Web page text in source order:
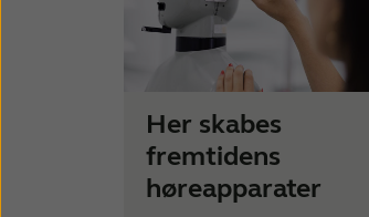
Her skabes
fremtidens
høreapparater